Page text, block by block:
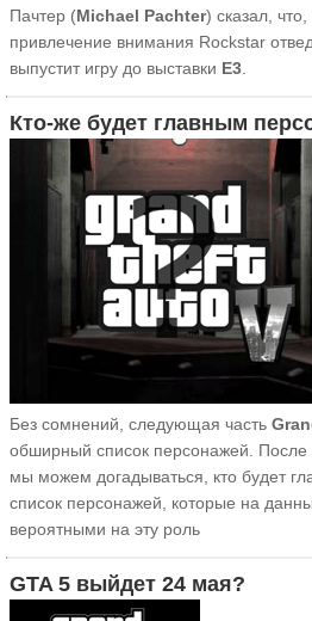
Пачтер (Michael Pachter) сказал,
привлечение внимания Rockstar
выпустит игру до выставки E3
Кто-же будет главным
Без сомнений, следующая часть
обширный список персонажей. После
мы можем догадываться, кто будет
список персонажей, которые на
вероятными на эту роль
GTA 5 выйдет 24 мая?